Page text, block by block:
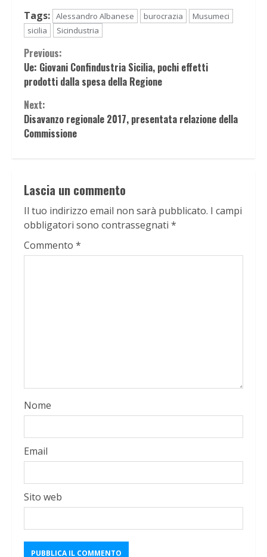
Tags: Alessandro Albanese burocrazia
Musumeci
sicilia
Sicindustria
Continue
Reading
Previous:
Ue: Giovani Confindustria Sicilia, pochi effetti
prodotti dalla spesa della Regione
Next:
Disavanzo regionale 2017, presentata relazione della
Commissione
Lascia un commento
Il tuo indirizzo email non sarà pubblicato. I campi
obbligatori sono contrassegnati *
Commento *
Nome
Email
Sito web